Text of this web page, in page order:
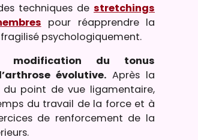
techniques de stretchings
pour réapprendre la
psychologiquement.
modification du tonus
évolutive. Après la
point de vue ligamentaire,
du travail de la force et à
de renforcement de la